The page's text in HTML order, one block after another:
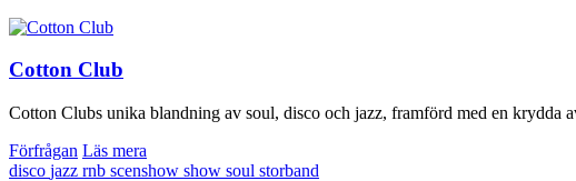
Cotton Club
Cotton Clubs unika blandning av soul, disco och jazz, framförd med en krydda
Förfrågan Läs mera
disco jazz rnb scenshow show soul storband